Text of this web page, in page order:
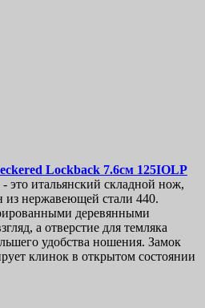
Lockback 7.6см 125IOLP
это итальянский складной нож,
из нержавеющей стали 440.
деревянными
а отверстие для темляка
удобства ношения. Замок
клинок в открытом состоянии